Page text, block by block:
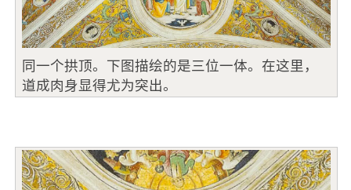
同一个拱顶。下图描绘的是三位一体。在这里，
道成肉身显得尤为突出。